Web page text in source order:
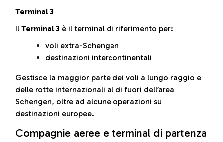
Terminal 3
Il Terminal 3 è il terminal di riferimento per:
voli extra-Schengen
destinazioni intercontinentali
Gestisce la maggior parte dei voli a lungo raggio e
delle rotte internazionali al di fuori dell’area
Schengen, oltre ad alcune operazioni su
destinazioni europee.
Compagnie aeree e terminal di partenza